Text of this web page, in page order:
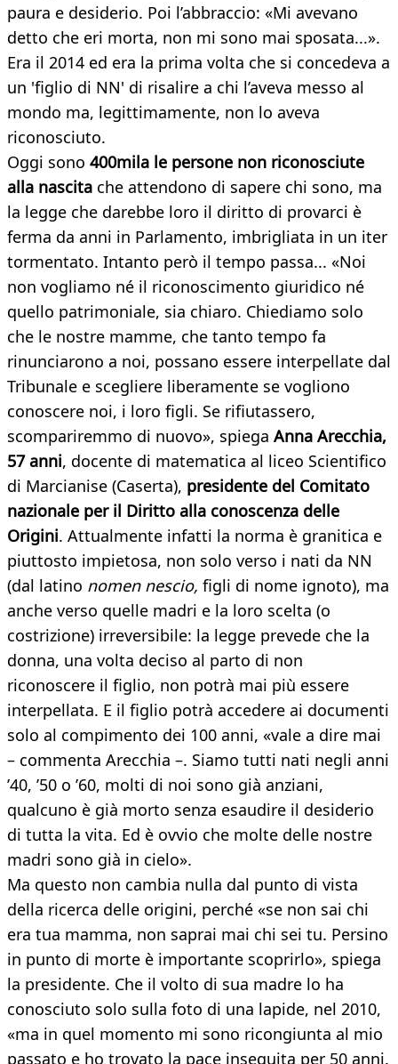
paura e desiderio. Poi l’abbraccio: «Mi avevano
detto che eri morta, non mi sono mai sposata...».
Era il 2014 ed era la prima volta che si concedeva a
un 'figlio di NN' di risalire a chi l’aveva messo al
mondo ma, legittimamente, non lo aveva
riconosciuto.
Oggi sono 400mila le persone non riconosciute
alla nascita che attendono di sapere chi sono, ma
la legge che darebbe loro il diritto di provarci è
ferma da anni in Parlamento, imbrigliata in un iter
tormentato. Intanto però il tempo passa... «Noi
non vogliamo né il riconoscimento giuridico né
quello patrimoniale, sia chiaro. Chiediamo solo
che le nostre mamme, che tanto tempo fa
rinunciarono a noi, possano essere interpellate dal
Tribunale e scegliere liberamente se vogliono
conoscere noi, i loro figli. Se rifiutassero,
scompariremmo di nuovo», spiega Anna Arecchia,
57 anni, docente di matematica al liceo Scientifico
di Marcianise (Caserta), presidente del Comitato
nazionale per il Diritto alla conoscenza delle
Origini. Attualmente infatti la norma è granitica e
piuttosto impietosa, non solo verso i nati da NN
(dal latino nomen nescio, figli di nome ignoto), ma
anche verso quelle madri e la loro scelta (o
costrizione) irreversibile: la legge prevede che la
donna, una volta deciso al parto di non
riconoscere il figlio, non potrà mai più essere
interpellata. E il figlio potrà accedere ai documenti
solo al compimento dei 100 anni, «vale a dire mai
– commenta Arecchia –. Siamo tutti nati negli anni
’40, ’50 o ’60, molti di noi sono già anziani,
qualcuno è già morto senza esaudire il desiderio
di tutta la vita. Ed è ovvio che molte delle nostre
madri sono già in cielo».
Ma questo non cambia nulla dal punto di vista
della ricerca delle origini, perché «se non sai chi
era tua mamma, non saprai mai chi sei tu. Persino
in punto di morte è importante scoprirlo», spiega
la presidente. Che il volto di sua madre lo ha
conosciuto solo sulla foto di una lapide, nel 2010,
«ma in quel momento mi sono ricongiunta al mio
passato e ho trovato la pace inseguita per 50 anni.